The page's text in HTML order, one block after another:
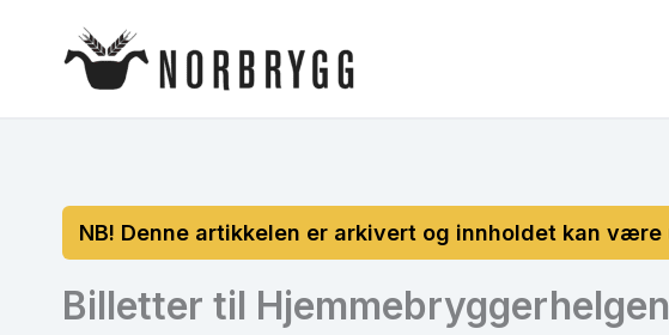
Billetter til Hjemmebryggerhelgen